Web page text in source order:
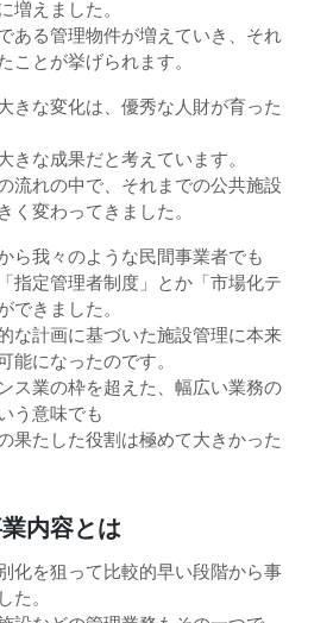
増えました。
ある管理物件が増えていき、それ
ことが挙げられます。
きな変化は、優秀な人財が育った
きな成果だと考えています。
流れの中で、それまでの公共施設
く変わってきました。
ら我々のような民間事業者でも
指定管理者制度」とか「市場化テ
できました。
な計画に基づいた施設管理に本来
能になったのです。
ス業の枠を超えた、幅広い業務の
う意味でも
果たした役割は極めて大きかった
内容とは
化を狙って比較的早い段階から事
た。